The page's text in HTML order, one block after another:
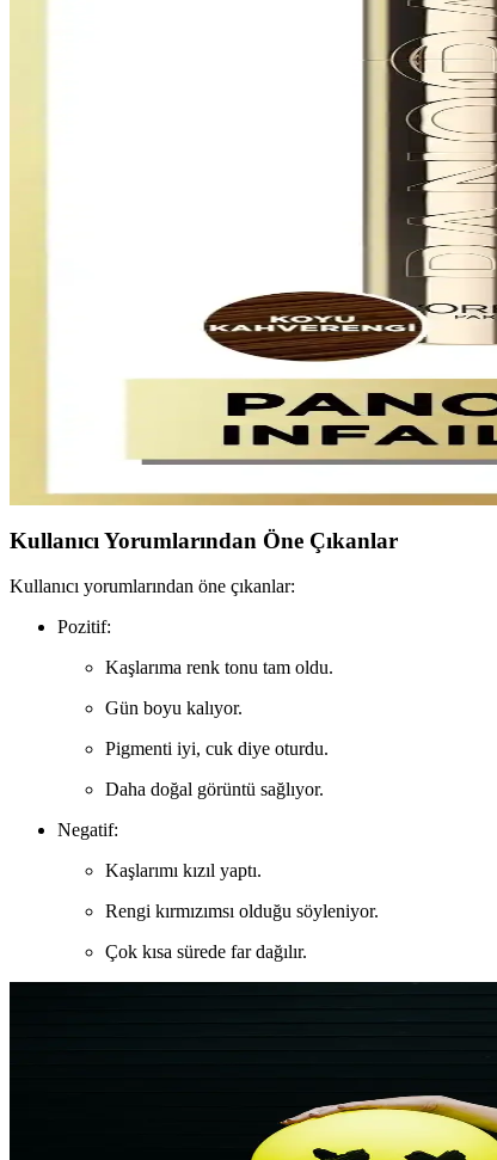
Flormar Brow Up Highlighter, doğal ve parlak kaşlar ile göz
Golden Rose Kaş Farları No 103 Ash ve No 106
Golden Rose'un No 103 Ash ve No 106 Deep Brown kaş
Flormar Brow Micro Filler Pen ile Doğal ve
Flormar Brow Micro Filler Pen, ince ve hassas yapısıyla doğal
Farmasi Kaş Maskarası Karşılaştırması: Koyu
Farmasi'nin koyu kahverengi ve transparan kaş maskaraları
Pastel Profashion Kaş Maskarası
Pastel Profashion kaş maskaraları 21 ve 22 renk
L'Oreal Paris Maskara ve Kaş Kalemi ile Doğal
Kullanıcı Yorumlarından Öne Çıkanlar
Kullanıcı yorumlarından öne çıkanlar:
Pozitif:
Kaşlarıma renk tonu tam oldu.
Gün boyu kalıyor.
Pigmenti iyi, cuk diye oturdu.
Daha doğal görüntü sağlıyor.
Negatif:
Kaşlarımı kızıl yaptı.
Rengi kırmızımsı olduğu söyleniyor.
Çok kısa sürede far dağılır.